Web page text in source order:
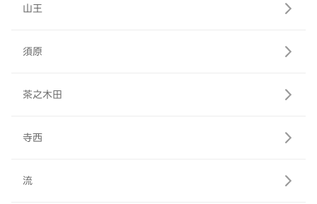
山王
須原
茶之木田
寺西
流